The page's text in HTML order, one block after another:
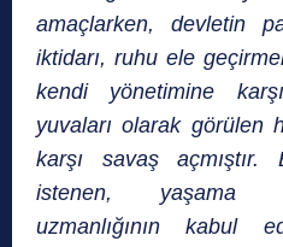
amaçlarken, devletin
iktidarı, ruhu ele
kendi yönetimine
yuvaları olarak görülen
karşı savaş
istenen, yaşama
uzmanlığının kabul